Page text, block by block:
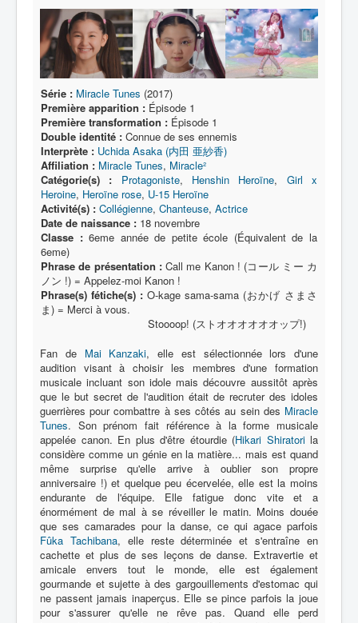
Lexique
Série
Acteur
Équipe
Personnage
Transformation
Équipement
Mecha
Objet
Lieu
Épisode
Fanservice
Générique
A
B
C
D
E
F
G
H
Série : Miracle Tunes (2017)
Première apparition : Épisode 1
Première transformation : Épisode 1
Double identité : Connue de ses ennemis
Interprète : Uchida Asaka (内田 亜紗香)
Affiliation : Miracle Tunes, Miracle²
Catégorie(s) :
Protagoniste, Henshin Heroïne, Girl x
Heroine, Heroïne rose, U-15 Heroïne
Activité(s) : Collégienne, Chanteuse, Actrice
Date de naissance : 18 novembre
Classe :6eme année de petite école (Équivalent de la
6eme)
Phrase de présentation :Call me Kanon ! (コール ミー カ
ノン !) = Appelez-moi Kanon !
Phrase(s) fétiche(s) : O-kage sama-sama (おかげ さまさ
ま) = Merci à vous.
Stoooop! (ストオオオオオオップ!)
Fan de Mai Kanzaki, elle est sélectionnée lors d'une
audition visant à choisir les membres d'une formation
musicale incluant son idole mais découvre aussitôt après
que le but secret de l'audition était de recruter des idoles
guerrières pour combattre à ses côtés au sein des Miracle
Tunes. Son prénom fait référence à la forme musicale
appelée canon. En plus d'être étourdie (Hikari Shiratorila
considère comme un génie en la matière... mais est quand
même surprise qu'elle arrive à oublier son propre
anniversaire !) et quelque peu écervelée, elle est la moins
endurante de l'équipe. Elle fatigue donc vite et a
énormément de mal à se réveiller le matin. Moins douée
que ses camarades pour la danse, ce qui agace parfois
Fûka Tachibana, elle reste déterminée et s'entraîne en
cachette et plus de ses leçons de danse. Extravertie et
amicale envers tout le monde, elle est également
gourmande et sujette à des gargouillements d'estomac qui
ne passent jamais inaperçus. Elle se pince parfois la joue
pour s'assurer qu'elle ne rêve pas. Quand elle perd